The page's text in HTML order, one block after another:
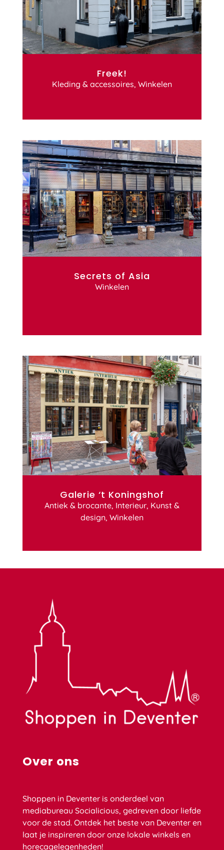
Freek!
Kleding & accessoires, Winkelen
Secrets of Asia
Winkelen
Galerie ‘t Koningshof
Antiek & brocante, Interieur, Kunst &
design, Winkelen
Over ons
Shoppen in Deventer is onderdeel van
mediabureau Socialicious, gedreven door liefde
voor de stad. Ontdek het beste van Deventer en
laat je inspireren door onze lokale winkels en
horecagelegenheden!